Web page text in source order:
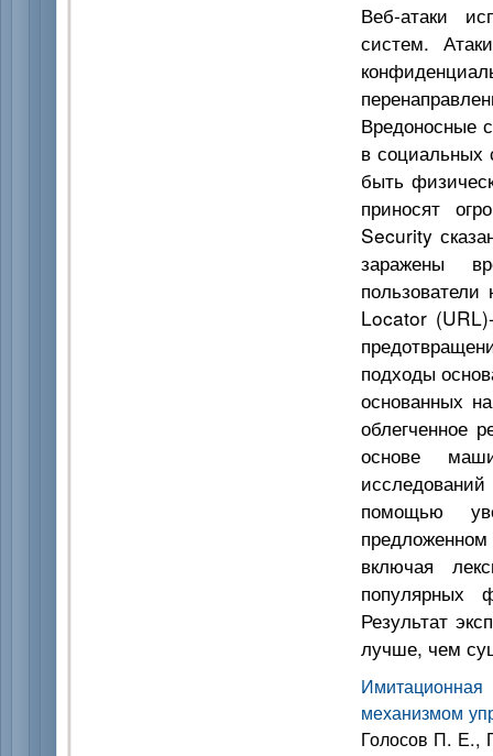
Веб-атаки
систем.
Вредоносные
в социальных
быть
приносят
Security
заражены
Locator
подходы
основанных
облегченное
основе
помощью
включая
популярных
Результат
лучше, чем
механизмом
Голосов П. Е.,